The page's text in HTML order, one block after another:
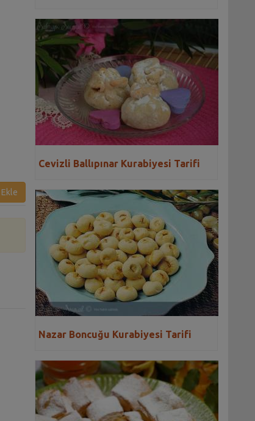
Ekle
Cevizli Ballıpınar Kurabiyesi Tarifi
Nazar Boncuğu Kurabiyesi Tarifi